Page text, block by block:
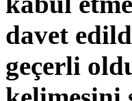
davet
geçerli